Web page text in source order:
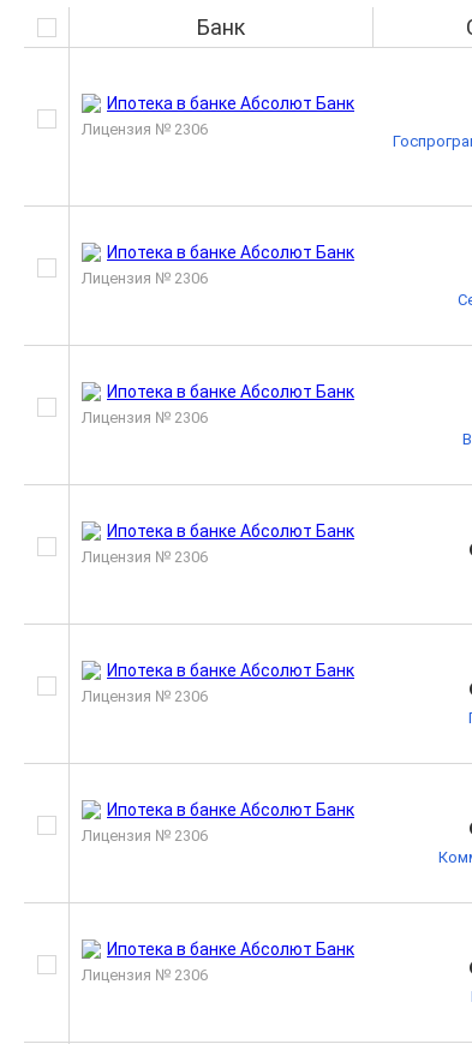
Банк
Лицензия № 2306
Лицензия № 2306
Лицензия № 2306
Лицензия № 2306
Лицензия № 2306
Лицензия № 2306
Лицензия № 2306